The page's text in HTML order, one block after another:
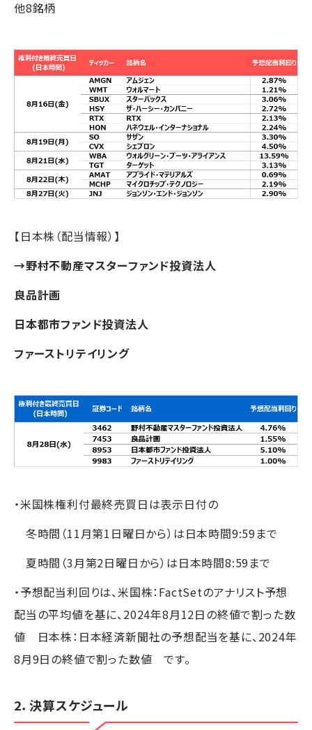
他8銘柄
【日本株（配当情報）】
→野村不動産マスターファンド投資法人
良品計画
日本都市ファンド投資法人
ファーストリテイリング
・米国株権利付最終売買日は表示日付の
冬時間（11月第1日曜日から）は日本時間9:59まで
夏時間（3月第2日曜日から）は日本時間8:59まで
・予想配当利回りは、米国株：FactSetのアナリスト予想
配当の平均値を基に、2024年8月12日の終値で割った数
値 日本株：日本経済新聞社の予想配当を基に、2024年
8月9日の終値で割った数値 です。
2．決算スケジュール